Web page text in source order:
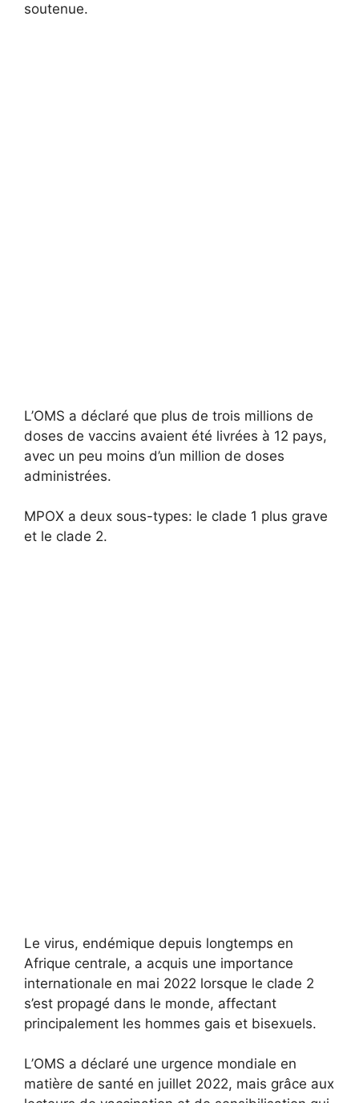
soutenue.
L’OMS a déclaré que plus de trois millions de
doses de vaccins avaient été livrées à 12 pays,
avec un peu moins d’un million de doses
administrées.
MPOX a deux sous-types: le clade 1 plus grave
et le clade 2.
Le virus, endémique depuis longtemps en
Afrique centrale, a acquis une importance
internationale en mai 2022 lorsque le clade 2
s’est propagé dans le monde, affectant
principalement les hommes gais et bisexuels.
L’OMS a déclaré une urgence mondiale en
matière de santé en juillet 2022, mais grâce aux